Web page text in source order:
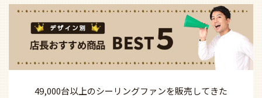
49,000台以上のシーリングファンを販売してきた